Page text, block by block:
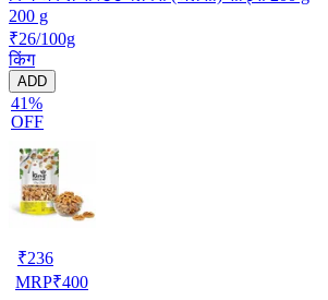
200 g
₹26/100g
किंग
ADD
41%
OFF
₹236
MRP₹400